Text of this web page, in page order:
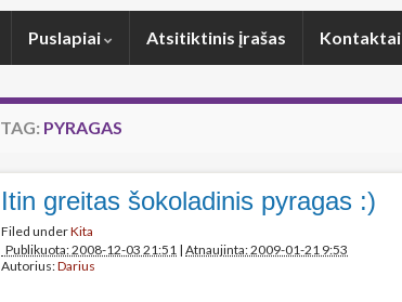
Puslapiai Atsitiktinis įrašas Kontaktai
TAG: PYRAGAS
Itin greitas šokoladinis pyragas :)
Filed underKita
Publikuota: 2008-12-03 21:51 | Atnaujinta: 2009-01-21 9:53
Autorius:Darius